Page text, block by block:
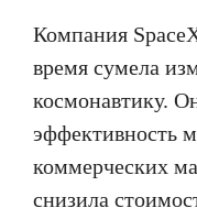
Компания
время сумела
космонавтику.
эффективность
коммерческих
снизила